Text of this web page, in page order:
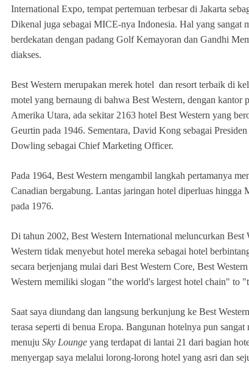
International Expo, tempat pertemuan terbesar di Jakarta
Dikenal juga sebagai MICE-nya Indonesia. Hal yang sangat
berdekatan dengan padang Golf Kemayoran dan Gandhi
diakses.
Best Western merupakan merek hotel dan resort terbaik di
motel yang bernaung di bahwa Best Western, dengan kantor
Amerika Utara, ada sekitar 2163 hotel Best Western yang
Geurtin pada 1946. Sementara, David Kong sebagai
Dowling sebagai Chief Marketing Officer.
Pada 1964, Best Western mengambil langkah pertamanya
Canadian bergabung. Lantas jaringan hotel diperluas hingga
pada 1976.
Di tahun 2002, Best Western International meluncurkan Best
Western tidak menyebut hotel mereka sebagai hotel
secara berjenjang mulai dari Best Western Core, Best
Western memiliki slogan "the world's largest hotel chain" to
Saat saya diundang dan langsung berkunjung ke Best
terasa seperti di benua Eropa. Bangunan hotelnya pun
menuju Sky Loungeyang terdapat di lantai 21 dari bagian
menyergap saya melalui lorong-lorong hotel yang asri dan